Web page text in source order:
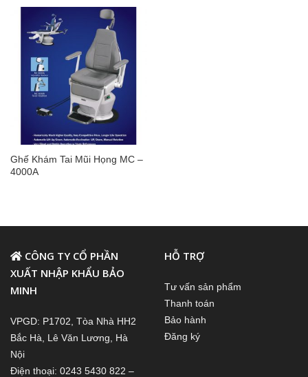
Ghế Khám Tai Mũi Họng MC –
4000A
CÔNG TY CỔ PHẦN
XUẤT NHẬP KHẨU BẢO
MINH
VPGD: P1702, Tòa Nhà HH2
Bắc Hà, Lê Văn Lương, Hà
Nội
Điện thoại: 0243 5430 822 –
HỖ TRỢ
Tư vấn sản phẩm
Thanh toán
Bảo hành
Đăng ký